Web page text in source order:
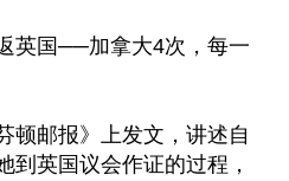
英国──加拿大4次，每一
顿邮报》上发文，讲述自
到英国议会作证的过程，